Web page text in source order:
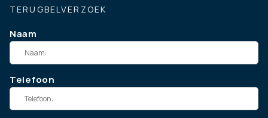
TERUGBELVERZOEK
Naam
Telefoon